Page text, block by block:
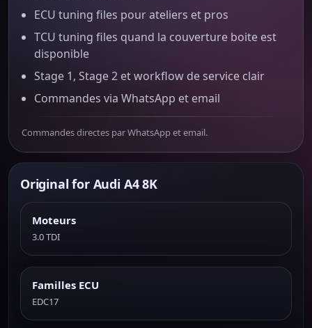
ECU tuning files pour ateliers et pros
TCU tuning files quand la couverture boite est
disponible
Stage 1, Stage 2 et workflow de service clair
Commandes via WhatsApp et email
Commandes directes par WhatsApp et email.
Original for Audi A4 8K
Moteurs
3.0 TDI
Familles ECU
EDC17